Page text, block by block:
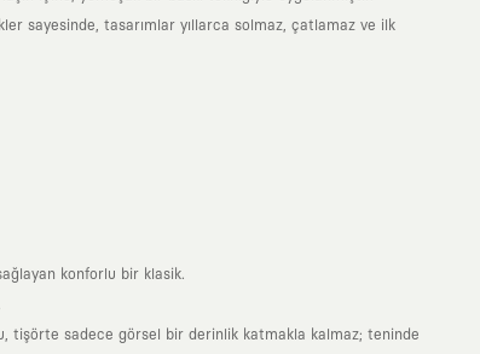
sayesinde, tasarımlar yıllarca solmaz, çatlamaz ve ilk
konforlu bir klasik.
tişörte sadece görsel bir derinlik katmakla kalmaz; teninde